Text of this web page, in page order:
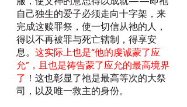
自己独生的爱子必须走向十字架，来
完成这赎罪祭，使一切信从祂的人，
得以不再被罪与死亡辖制，得享安
息。 这实际上也是“他的虔诚蒙了应
允”，且也是祷告蒙了应允的最高境界
了 ！这也彰显了祂是最高等次的大祭
司，以及唯一救主的身份。